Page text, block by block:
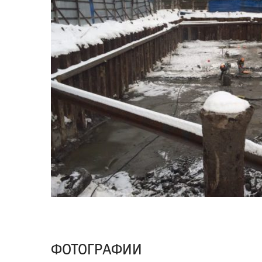
ФОТОГРАФИИ